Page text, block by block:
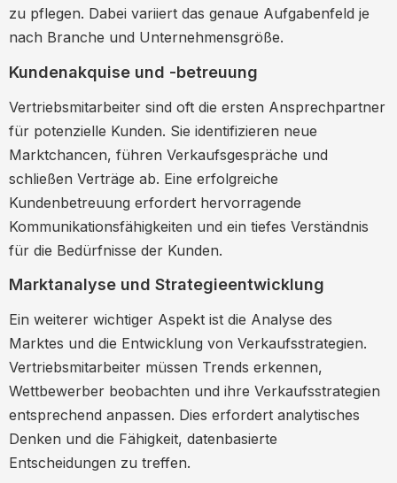
zu pflegen. Dabei variiert das genaue Aufgabenfeld je
nach Branche und Unternehmensgröße.
Kundenakquise und -betreuung
Vertriebsmitarbeiter sind oft die ersten Ansprechpartner
für potenzielle Kunden. Sie identifizieren neue
Marktchancen, führen Verkaufsgespräche und
schließen Verträge ab. Eine erfolgreiche
Kundenbetreuung erfordert hervorragende
Kommunikationsfähigkeiten und ein tiefes Verständnis
für die Bedürfnisse der Kunden.
Marktanalyse und Strategieentwicklung
Ein weiterer wichtiger Aspekt ist die Analyse des
Marktes und die Entwicklung von Verkaufsstrategien.
Vertriebsmitarbeiter müssen Trends erkennen,
Wettbewerber beobachten und ihre Verkaufsstrategien
entsprechend anpassen. Dies erfordert analytisches
Denken und die Fähigkeit, datenbasierte
Entscheidungen zu treffen.